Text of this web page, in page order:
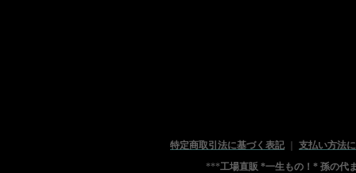
特定商取引法に基づく表記｜ 支払い方法
***工場直販 *一生もの！* 孫の代